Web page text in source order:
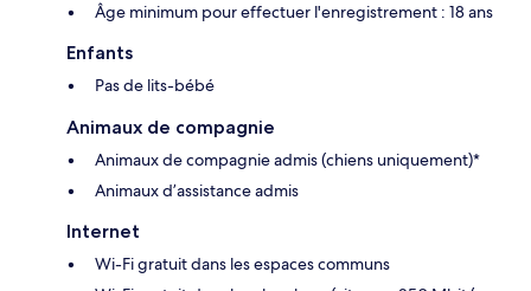
Âge minimum pour effectuer l'enregistrement : 18 ans
Enfants
Pas de lits-bébé
Animaux de compagnie
Animaux de compagnie admis (chiens uniquement)*
Animaux d’assistance admis
Internet
Wi-Fi gratuit dans les espaces communs